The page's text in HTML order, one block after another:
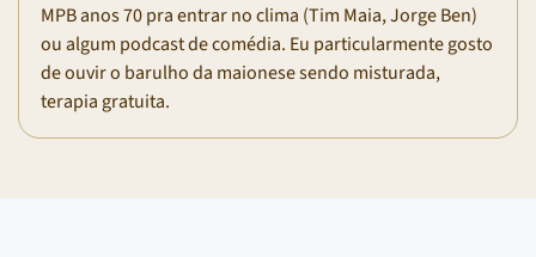
MPB anos 70 pra entrar no clima (Tim Maia, Jorge Ben)
ou algum podcast de comédia. Eu particularmente gosto
de ouvir o barulho da maionese sendo misturada,
terapia gratuita.